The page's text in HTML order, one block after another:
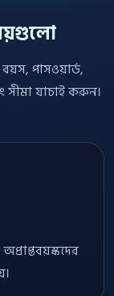
পাসওয়ার্ড,
সীমা যাচাই করুন।